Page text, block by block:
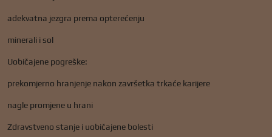
adekvatna jezgra prema opterećenju
minerali i sol
Uobičajene pogreške:
prekomjerno hranjenje nakon završetka trkaće karijere
nagle promjene u hrani
Zdravstveno stanje i uobičajene bolesti